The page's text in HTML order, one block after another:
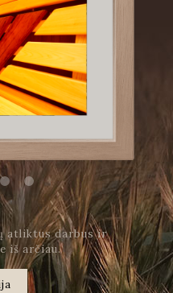
atliktus darbus ir
iš arčiau.